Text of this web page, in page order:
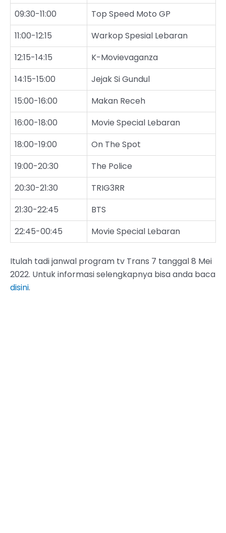
09:30-11:00
Top Speed Moto GP
11:00-12:15
Warkop Spesial Lebaran
12:15-14:15
K-Movievaganza
14:15-15:00
Jejak Si Gundul
15:00-16:00
Makan Receh
16:00-18:00
Movie Special Lebaran
18:00-19:00
On The Spot
19:00-20:30
The Police
20:30-21:30
TRIG3RR
21:30-22:45
BTS
22:45-00:45
Movie Special Lebaran
Itulah tadi janwal program tv Trans 7 tanggal 8 Mei
2022. Untuk informasi selengkapnya bisa anda baca
disini.